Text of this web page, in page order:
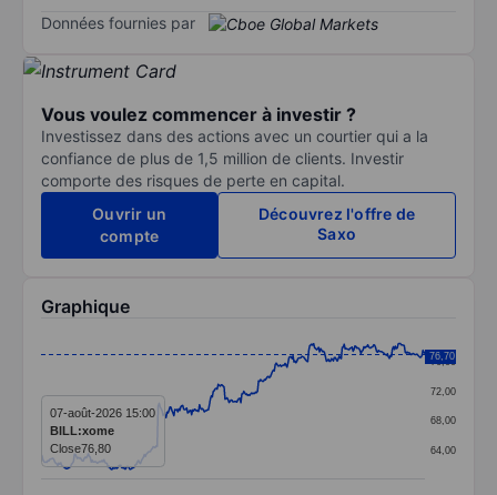
Données fournies par
Vous voulez commencer à investir ?
Investissez dans des actions avec un courtier qui a la
confiance de plus de 1,5 million de clients. Investir
comporte des risques de perte en capital.
Ouvrir un
compte
Découvrez l'offre de
Saxo
Graphique
Line chart with 391 data points.
The chart has 1 X axis displaying categories.
The chart has 1 Y axis displaying values. Data ranges
64,00
68,00
72,00
76,00
76,70
07-août-2026 15:00
BILL:xome
Close76,80